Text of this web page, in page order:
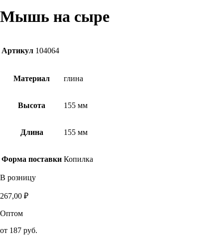
Мышь на сыре
Артикул 104064
Материал глина
Высота 155 мм
Длина 155 мм
Форма поставки Копилка
В розницу
267,00 ₽
Оптом
от 187 руб.